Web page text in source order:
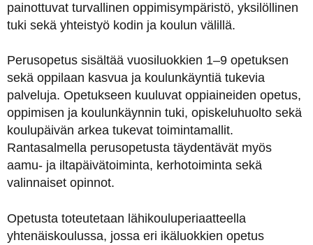
painottuvat turvallinen oppimisympäristö, yksilöllinen
tuki sekä yhteistyö kodin ja koulun välillä.
Perusopetus sisältää vuosiluokkien 1–9 opetuksen
sekä oppilaan kasvua ja koulunkäyntiä tukevia
palveluja. Opetukseen kuuluvat oppiaineiden opetus,
oppimisen ja koulunkäynnin tuki, opiskeluhuolto sekä
koulupäivän arkea tukevat toimintamallit.
Rantasalmella perusopetusta täydentävät myös
aamu- ja iltapäivätoiminta, kerhotoiminta sekä
valinnaiset opinnot.
Opetusta toteutetaan lähikouluperiaatteella
yhtenäiskoulussa, jossa eri ikäluokkien opetus